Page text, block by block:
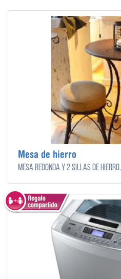
Mesa de hierro
Mesa redonda y 2 sillas de hierro.